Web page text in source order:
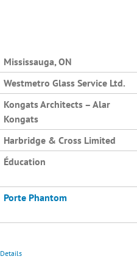
Mississauga, ON
Westmetro Glass Service Ltd.
Kongats Architects – Alar
Kongats
Harbridge & Cross Limited
Éducation
Porte Phantom
Details